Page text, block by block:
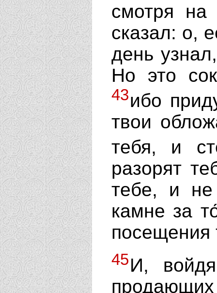
смотря
сказал: о,
день
Но это
43ибо
твои
тебя, и
разорят
тебе, и
камне за
посещения
45И,